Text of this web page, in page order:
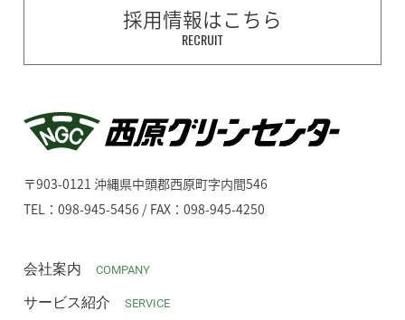
採用情報はこちら
RECRUIT
〒903-0121 沖縄県中頭郡西原町字内間546
TEL：098-945-5456 / FAX：098-945-4250
会社案内 COMPANY
サービス紹介 SERVICE